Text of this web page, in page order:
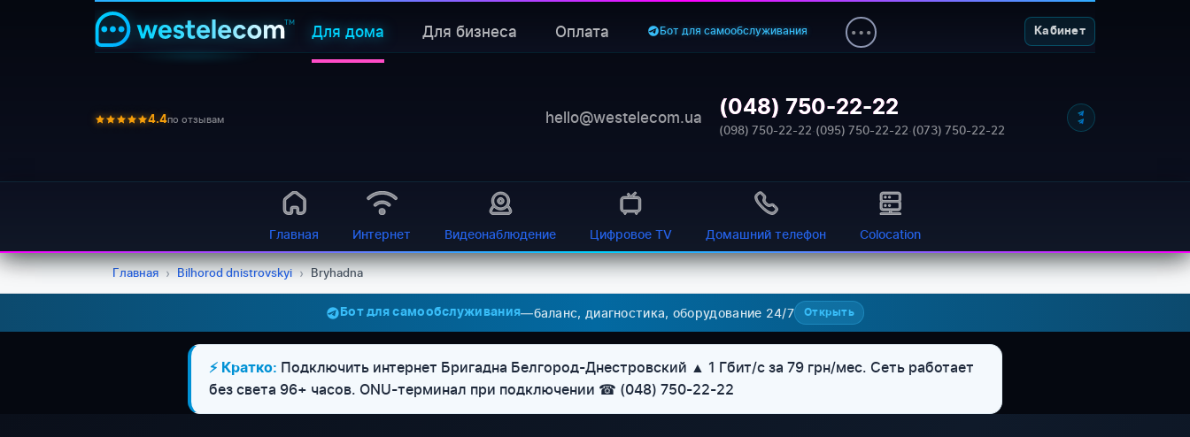
Для дома Для бизнеса Оплата Бот для самообслуживания Кабинет
4.4по отзывам hello@westelecom.ua (048) 750-22-22
(098) 750-22-22·(095) 750-22-22·(073) 750-22-22
Главная Интернет Видеонаблюдение Цифровое TV Домашний телефон Colocation
Главная › Bilhorod dnistrovskyi › Bryhadna
Бот для самообслуживания—баланс, диагностика, оборудование 24/7 Открыть
⚡ Кратко: Подключить интернет Бригадна Белгород-Днестровский ▲ 1 Гбит/с за 79 грн/мес. Сеть работает
без света 96+ часов. ONU-терминал при подключении ☎ (048) 750-22-22
NETWORK_STATUS: ONLINE